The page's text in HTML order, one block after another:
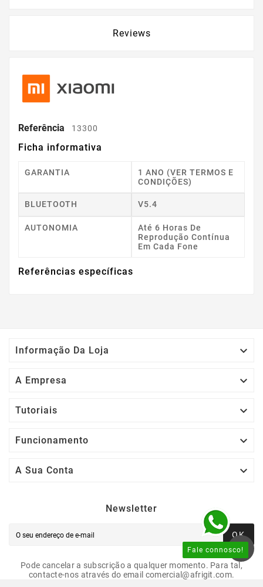
Reviews
Referência 13300
Ficha informativa
GARANTIA
1 ANO (VER TERMOS E
CONDIÇÕES)
BLUETOOTH V5.4
AUTONOMIA
Até 6 Horas De
Reprodução Contínua
Em Cada Fone
Referências específicas
Informação Da Loja 
A Empresa 
Tutoriais 
Funcionamento 
A Sua Conta 
Newsletter
OK
Pode cancelar a subscrição a qualquer momento. Para tal,
contacte-nos através do email comercial@afrigit.com.
Fale connosco!